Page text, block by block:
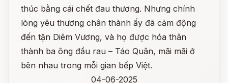
thúc bằng cái chết đau thương. Nhưng chính
lòng yêu thương chân thành ấy đã cảm động
đến tận Diêm Vương, và họ được hóa thân
thành ba ông đầu rau – Táo Quân, mãi mãi ở
bên nhau trong mỗi gian bếp Việt.
04-06-2025